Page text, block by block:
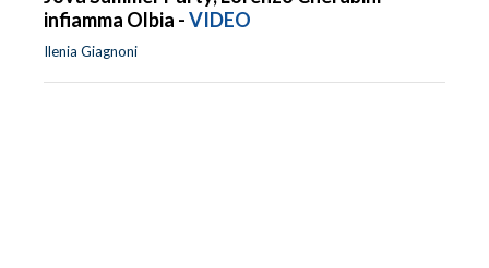
infiamma Olbia -VIDEO
Ilenia Giagnoni